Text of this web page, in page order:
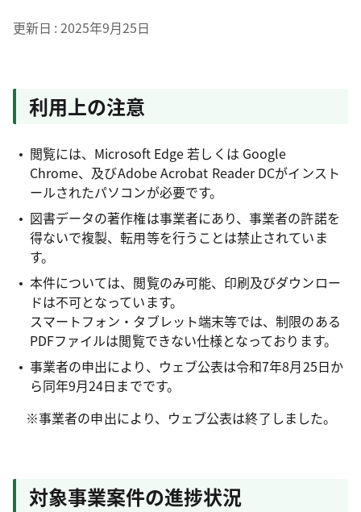
更新日 2025年9月25日
利用上の注意
閲覧には、Microsoft Edge 若しくは Google
Chrome、及びAdobe Acrobat Reader DCがインスト
ールされたパソコンが必要です。
図書データの著作権は事業者にあり、事業者の許諾を
得ないで複製、転用等を行うことは禁止されていま
す。
本件については、閲覧のみ可能、印刷及びダウンロー
ドは不可となっています。
スマートフォン・タブレット端末等では、制限のある
PDFファイルは閲覧できない仕様となっております。
事業者の申出により、ウェブ公表は令和7年8月25日か
ら同年9月24日までです。
※事業者の申出により、ウェブ公表は終了しました。
対象事業案件の進捗状況